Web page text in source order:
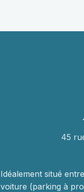
45
Idéalement situé
voiture (parking à